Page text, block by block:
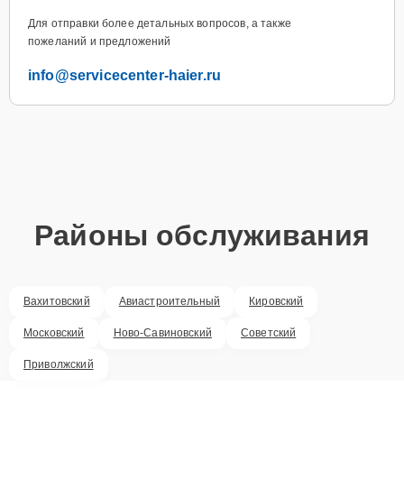
Для отправки более детальных вопросов, а также
пожеланий и предложений
info@servicecenter-haier.ru
Районы обслуживания
Вахитовский Авиастроительный Кировский
Московский Ново-Савиновский Советский
Приволжский